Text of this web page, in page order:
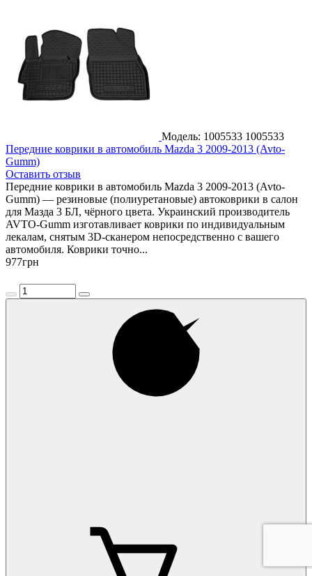
Модель: 1005533 1005533
Передние коврики в автомобиль Mazda 3 2009-2013 (Avto-
Gumm)
Оставить отзыв
Передние коврики в автомобиль Mazda 3 2009-2013 (Avto-
Gumm) — резиновые (полиуретановые) автоковрики в салон
для Мазда 3 БЛ, чёрного цвета. Украинский производитель
AVTO-Gumm изготавливает коврики по индивидуальным
лекалам, снятым 3D-сканером непосредственно с вашего
автомобиля. Коврики точно...
977грн